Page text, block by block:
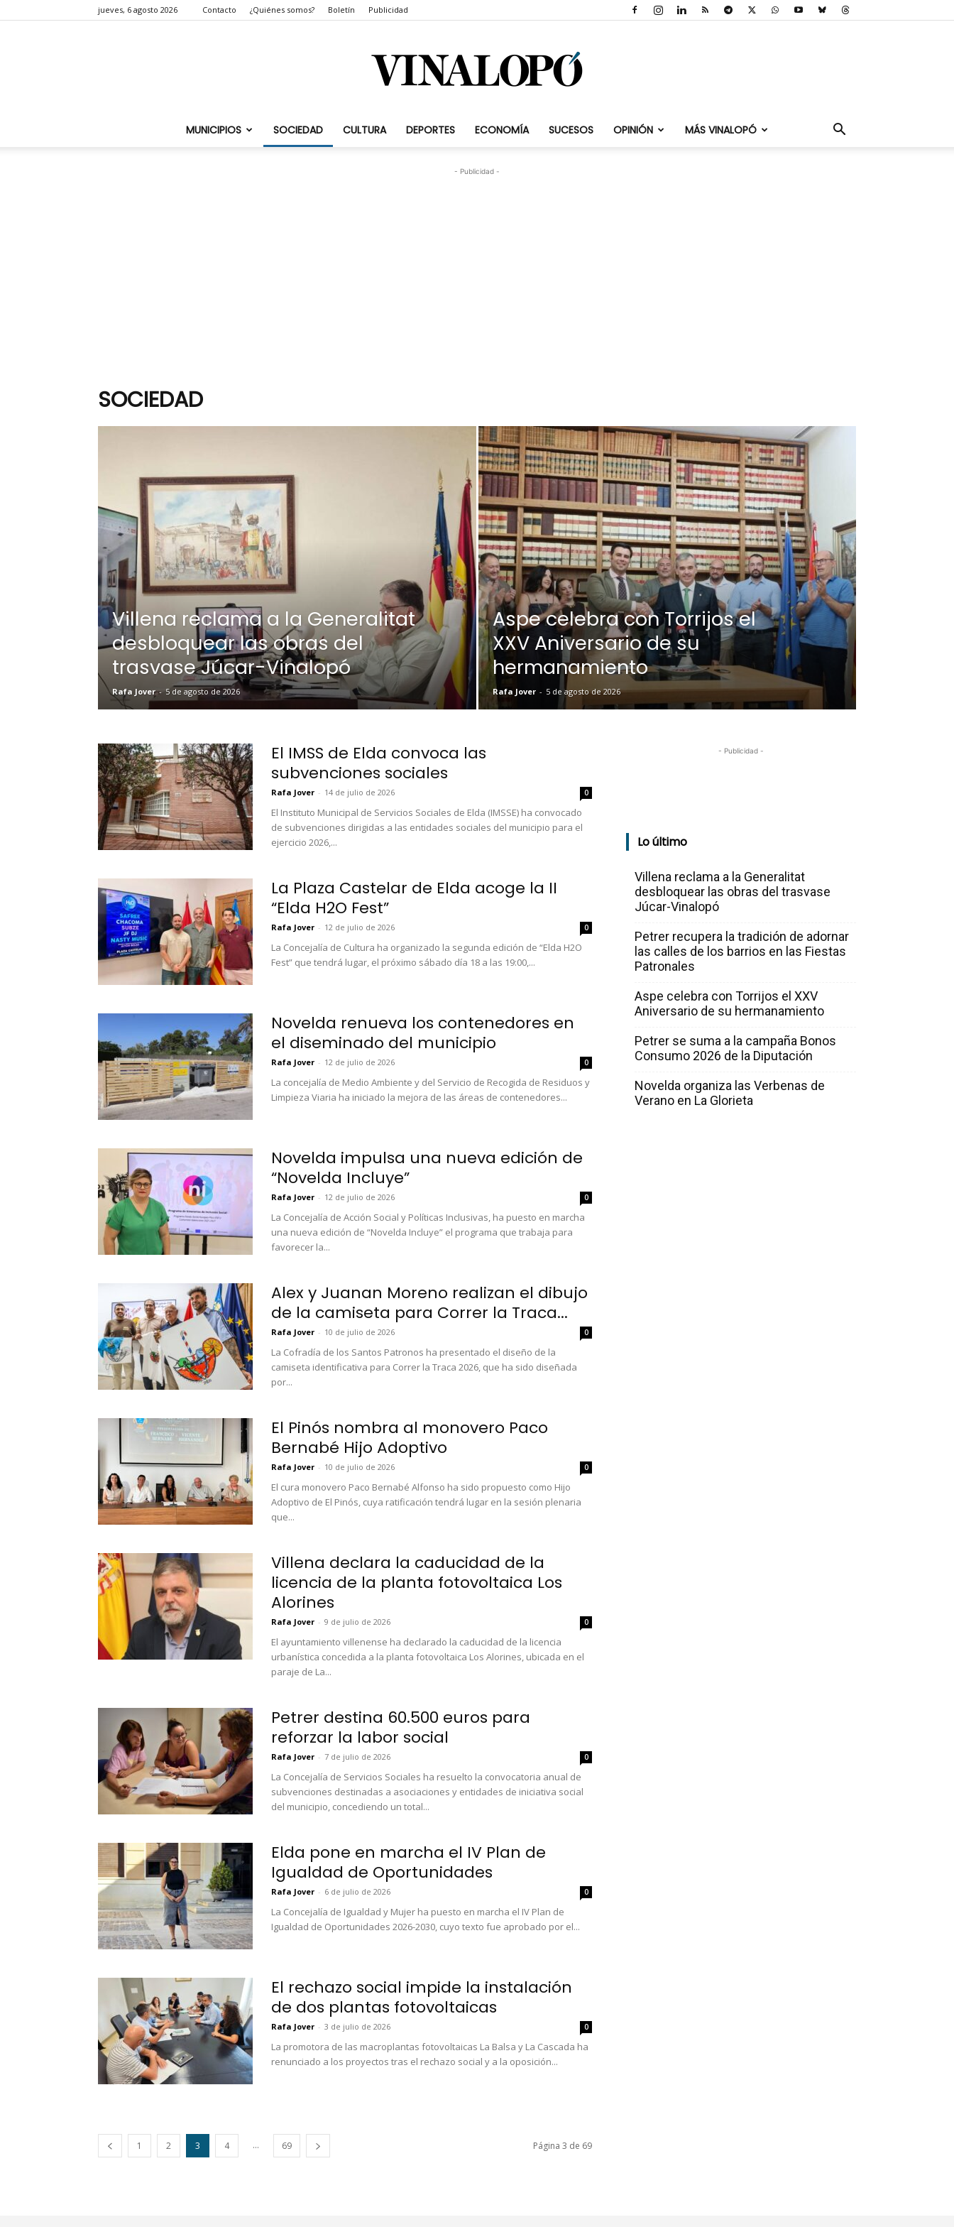
jueves, 6 agosto 2026 Contacto ¿Quiénes somos? Boletín Publicidad
Vinalopó.com
MUNICIPIOS SOCIEDAD CULTURA DEPORTES ECONOMÍA SUCESOS OPINIÓN MÁS VINALOPÓ
- Publicidad -
SOCIEDAD
Villena reclama a la Generalitat
desbloquear las obras del
trasvase Júcar-Vinalopó
Rafa Jover - 5 de agosto de 2026
Aspe celebra con Torrijos el
XXV Aniversario de su
hermanamiento
Rafa Jover - 5 de agosto de 2026
El IMSS de Elda convoca las
subvenciones sociales
Rafa Jover - 14 de julio de 2026 0
El Instituto Municipal de Servicios Sociales de Elda (IMSSE) ha convocado
de subvenciones dirigidas a las entidades sociales del municipio para el
ejercicio 2026,...
La Plaza Castelar de Elda acoge la II
“Elda H2O Fest”
Rafa Jover - 12 de julio de 2026 0
La Concejalía de Cultura ha organizado la segunda edición de “Elda H2O
Fest” que tendrá lugar, el próximo sábado día 18 a las 19:00,...
Novelda renueva los contenedores en
el diseminado del municipio
Rafa Jover - 12 de julio de 2026 0
La concejalía de Medio Ambiente y del Servicio de Recogida de Residuos y
Limpieza Viaria ha iniciado la mejora de las áreas de contenedores...
Novelda impulsa una nueva edición de
“Novelda Incluye”
Rafa Jover - 12 de julio de 2026 0
La Concejalía de Acción Social y Políticas Inclusivas, ha puesto en marcha
una nueva edición de “Novelda Incluye” el programa que trabaja para
favorecer la...
Alex y Juanan Moreno realizan el dibujo
de la camiseta para Correr la Traca...
Rafa Jover - 10 de julio de 2026 0
La Cofradía de los Santos Patronos ha presentado el diseño de la
camiseta identificativa para Correr la Traca 2026, que ha sido diseñada
por...
El Pinós nombra al monovero Paco
Bernabé Hijo Adoptivo
Rafa Jover - 10 de julio de 2026 0
El cura monovero Paco Bernabé Alfonso ha sido propuesto como Hijo
Adoptivo de El Pinós, cuya ratificación tendrá lugar en la sesión plenaria
que...
Villena declara la caducidad de la
licencia de la planta fotovoltaica Los
Alorines
Rafa Jover - 9 de julio de 2026 0
El ayuntamiento villenense ha declarado la caducidad de la licencia
urbanística concedida a la planta fotovoltaica Los Alorines, ubicada en el
paraje de La...
Petrer destina 60.500 euros para
reforzar la labor social
Rafa Jover - 7 de julio de 2026 0
La Concejalía de Servicios Sociales ha resuelto la convocatoria anual de
subvenciones destinadas a asociaciones y entidades de iniciativa social
del municipio, concediendo un total...
Elda pone en marcha el IV Plan de
Igualdad de Oportunidades
Rafa Jover - 6 de julio de 2026 0
La Concejalía de Igualdad y Mujer ha puesto en marcha el IV Plan de
Igualdad de Oportunidades 2026-2030, cuyo texto fue aprobado por el...
El rechazo social impide la instalación
de dos plantas fotovoltaicas
Rafa Jover - 3 de julio de 2026 0
La promotora de las macroplantas fotovoltaicas La Balsa y La Cascada ha
renunciado a los proyectos tras el rechazo social y a la oposición...
1 2 3 4 ... 69 Página 3 de 69
- Publicidad -
Lo último
Villena reclama a la Generalitat
desbloquear las obras del trasvase
Júcar-Vinalopó
Petrer recupera la tradición de adornar
las calles de los barrios en las Fiestas
Patronales
Aspe celebra con Torrijos el XXV
Aniversario de su hermanamiento
Petrer se suma a la campaña Bonos
Consumo 2026 de la Diputación
Novelda organiza las Verbenas de
Verano en La Glorieta